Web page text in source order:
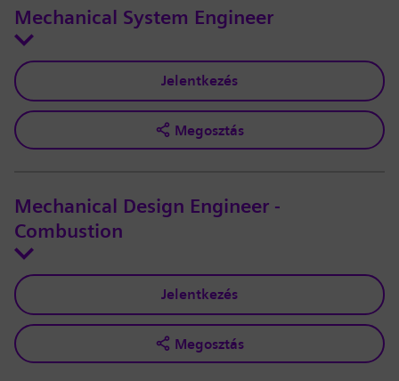
Mechanical System Engineer
Jelentkezés
Megosztás
Mechanical Design Engineer -
Combustion
Jelentkezés
Megosztás